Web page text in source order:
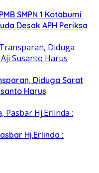
SMPN 1 Kotabumi
Desak APH Periksa
Diduga Sarat
Harus
Hj.Erlinda :